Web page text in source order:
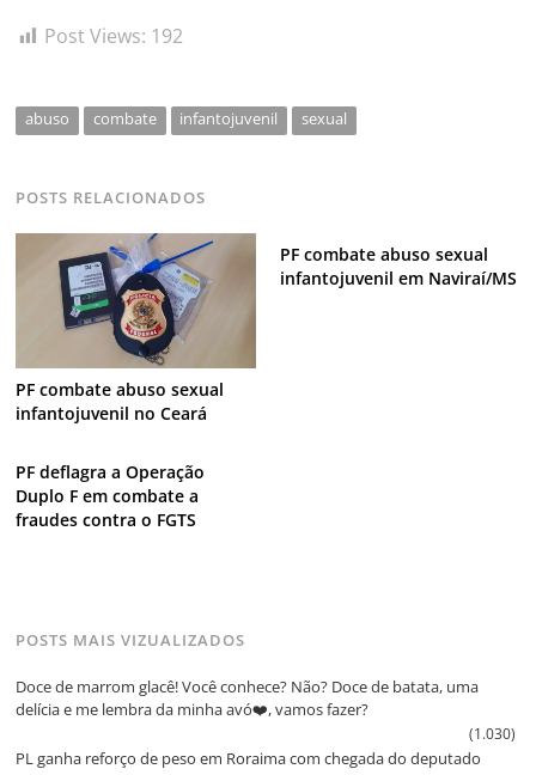
Post Views: 192
abuso combate infantojuvenil sexual
POSTS RELACIONADOS
PF combate abuso sexual
infantojuvenil no Ceará
PF combate abuso sexual
infantojuvenil em Naviraí/MS
PF deflagra a Operação
Duplo F em combate a
fraudes contra o FGTS
POSTS MAIS VIZUALIZADOS
Doce de marrom glacê! Você conhece? Não? Doce de batata, uma
delícia e me lembra da minha avó❤️, vamos fazer?
(1.030)
PL ganha reforço de peso em Roraima com chegada do deputado